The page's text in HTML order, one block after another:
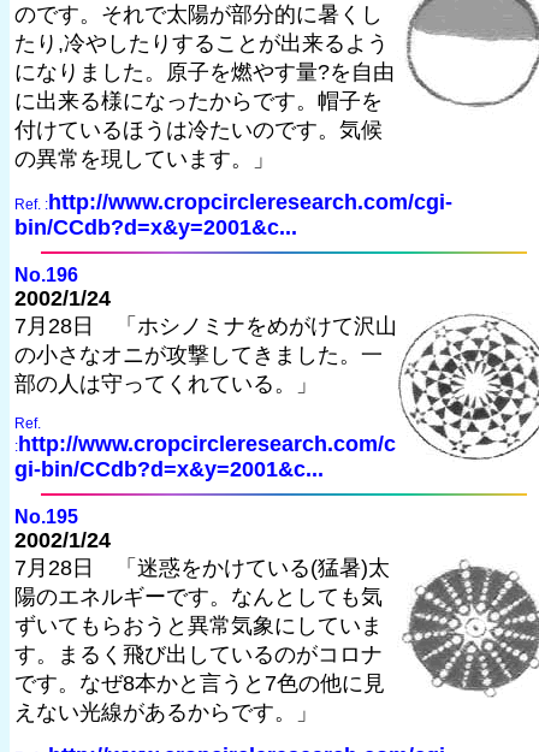
のです。それで太陽が部分的に暑くし
たり,冷やしたりすることが出来るよう
になりました。原子を燃やす量?を自由
に出来る様になったからです。帽子を
付けているほうは冷たいのです。気候
の異常を現しています。」
Ref. : http://www.cropcircleresearch.com/cgi-
bin/CCdb?d=x&y=2001&c...
No.196
2002/1/24
7月28日 「ホシノミナをめがけて沢山
の小さなオニが攻撃してきました。一
部の人は守ってくれている。」
Ref.
: http://www.cropcircleresearch.com/c
gi-bin/CCdb?d=x&y=2001&c...
No.195
2002/1/24
7月28日 「迷惑をかけている(猛暑)太
陽のエネルギーです。なんとしても気
ずいてもらおうと異常気象にしていま
す。まるく飛び出しているのがコロナ
です。なぜ8本かと言うと7色の他に見
えない光線があるからです。」